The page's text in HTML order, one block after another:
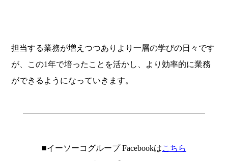
担当する業務が増えつつありより一層の学びの日々です
が、この1年で培ったことを活かし、より効率的に業務
ができるようになっていきます。
■イーソーコグループ Facebookはこちら